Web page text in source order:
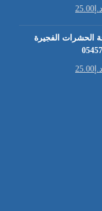
د.إ 25.00
الحشرات الفجيرة
د.إ 25.00